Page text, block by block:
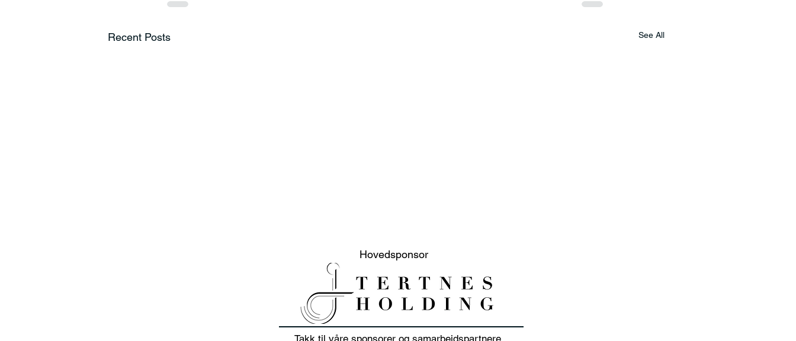
Recent Posts See All
Hovedsponsor
Takk til våre sponsorer og samarbeidspartnere